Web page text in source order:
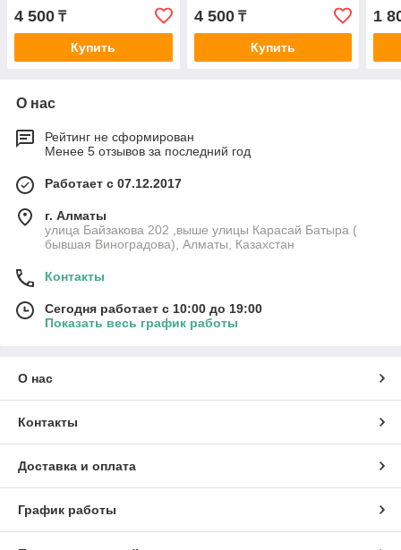
4 500 ₸
Купить
4 500₸
Купить
1
О нас
Рейтинг не сформирован
Менее 5 отзывов за последний год
Работает с 07.12.2017
г. Алматы
улица Байзакова 202 ,выше улицы Карасай Батыра (
бывшая Виноградова), Алматы, Казахстан
Контакты
Сегодня работает с 10:00 до 19:00
Показать весь график работы
О нас
Контакты
Доставка и оплата
График работы